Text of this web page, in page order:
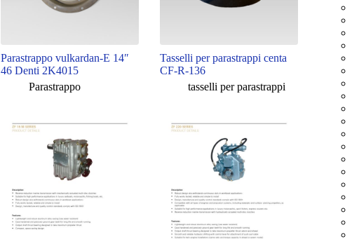
Parastrappo vulkardan-E 14″
46 Denti 2K4015
Parastrappo
Tasselli per parastrappi centa
CF-R-136
tasselli per parastrappi